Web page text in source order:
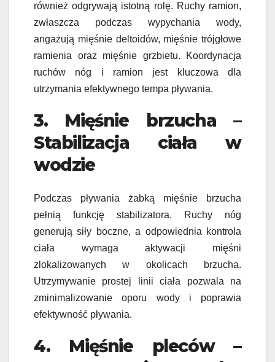
również odgrywają istotną rolę. Ruchy ramion,
zwłaszcza podczas wypychania wody,
angażują mięśnie deltoidów, mięśnie trójgłowe
ramienia oraz mięśnie grzbietu. Koordynacja
ruchów nóg i ramion jest kluczowa dla
utrzymania efektywnego tempa pływania.
3. Mięśnie brzucha –
Stabilizacja ciała w
wodzie
Podczas pływania żabką mięśnie brzucha
pełnią funkcję stabilizatora. Ruchy nóg
generują siły boczne, a odpowiednia kontrola
ciała wymaga aktywacji mięśni
zlokalizowanych w okolicach brzucha.
Utrzymywanie prostej linii ciała pozwala na
zminimalizowanie oporu wody i poprawia
efektywność pływania.
4. Mięśnie pleców –